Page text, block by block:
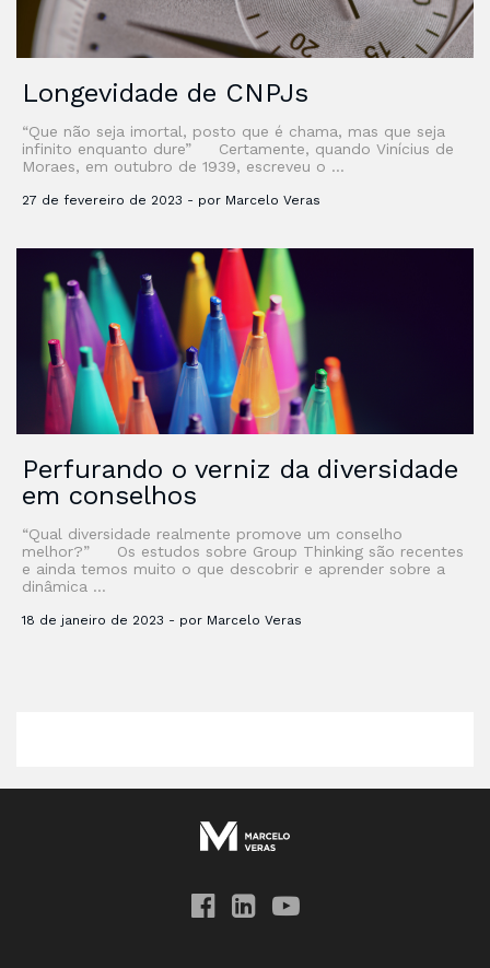
Longevidade de CNPJs
“Que não seja imortal, posto que é chama, mas que seja
infinito enquanto dure” Certamente, quando Vinícius de
Moraes, em outubro de 1939, escreveu o …
27 de fevereiro de 2023 - por Marcelo Veras
Perfurando o verniz da diversidade
em conselhos
“Qual diversidade realmente promove um conselho
melhor?” Os estudos sobre Group Thinking são recentes
e ainda temos muito o que descobrir e aprender sobre a
dinâmica …
18 de janeiro de 2023 - por Marcelo Veras